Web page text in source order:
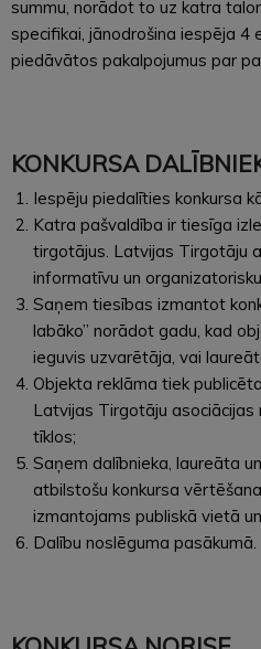
summu, norādot to uz katra
specifikai, jānodrošina iespēja 4
piedāvātos pakalpojumus par
KONKURSA
Iespēju piedalīties konkursa
Katra pašvaldība ir tiesīga
tirgotājus. Latvijas Tirgotāju
informatīvu un
Saņem tiesības izmantot
labāko” norādot gadu, kad
ieguvis uzvarētāja, vai
Objekta reklāma tiek
Latvijas Tirgotāju asociācijas
tīklos;
Saņem dalībnieka, laureāta
atbilstošu konkursa
izmantojams publiskā vietā
Dalību noslēguma pasākumā.